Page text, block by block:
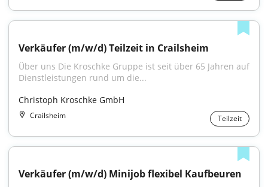
Verkäufer (m/w/d) Teilzeit in Crailsheim
Über uns Die Kroschke Gruppe ist seit über 65 Jahren auf
Dienstleistungen rund um die...
Christoph Kroschke GmbH
Crailsheim Teilzeit
Verkäufer (m/w/d) Minijob flexibel Kaufbeuren